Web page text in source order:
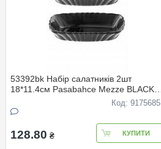
53392bk Набiр салатникiв 2шт
18*11.4см Pasabahce Mezze BLACK в
Код: 9175685
128.80 ₴ КУПИТИ